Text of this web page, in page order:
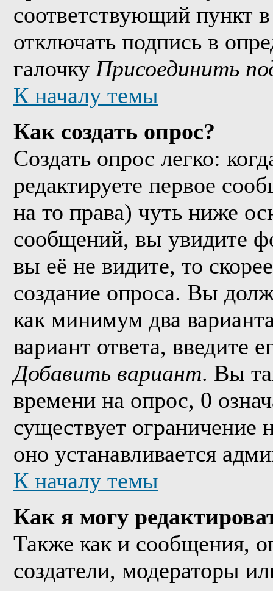
соответствующий пункт
отключать подпись в
галочку Присоединить
К началу темы
Как создать опрос?
Создать опрос легко:
редактируете первое
на то права) чуть ниже
сообщений, вы увидите
вы её не видите, то
создание опроса. Вы
как минимум два
вариант ответа, введите
Добавить вариант. Вы
времени на опрос, 0
существует ограничение
оно устанавливается
К началу темы
Как я могу
Также как и сообщения,
создатели, модераторы